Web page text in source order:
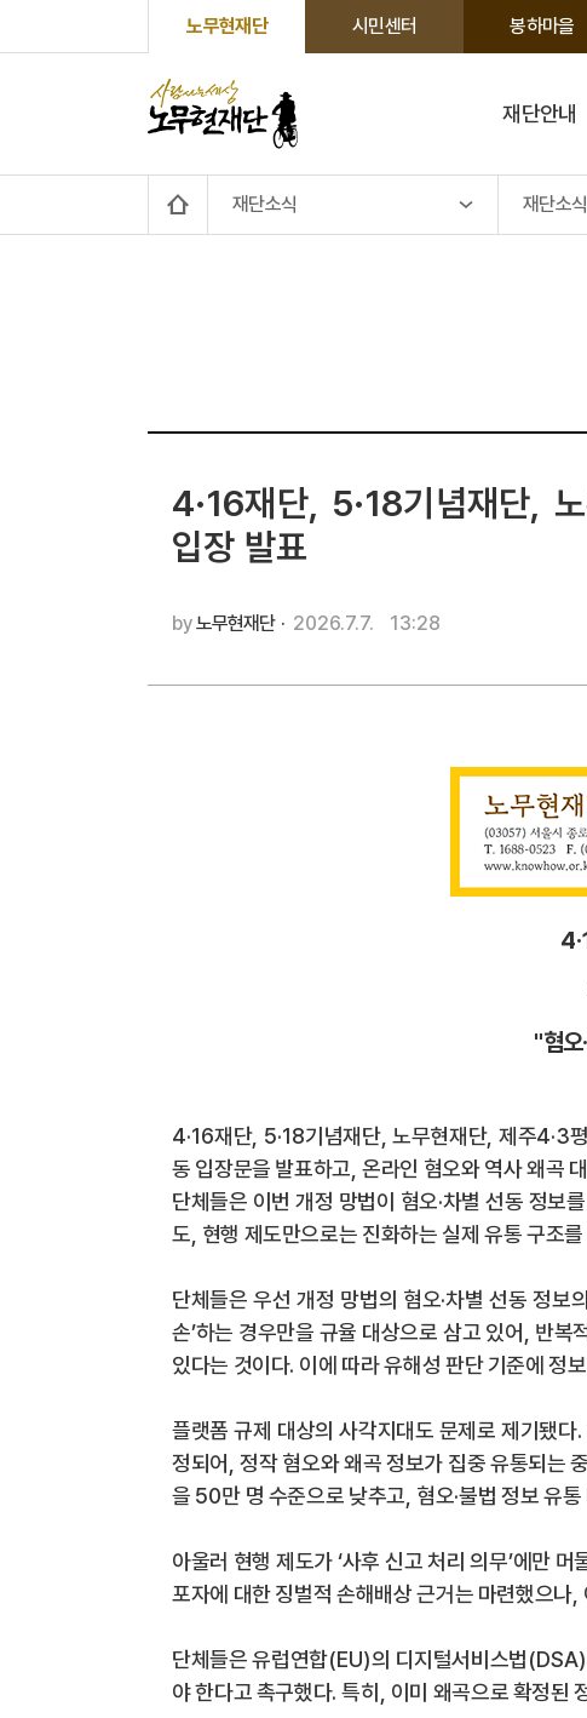
노무현재단 시민센터 봉하마을
재단안내
재단소식 재단소식
4·16재단, 5·18기념재단,
입장 발표
by노무현재단 · 2026.7.7. 13:28
"혐오
4·16재단, 5·18기념재단,노무현재단,제주4·3
동 입장문을 발표하고 ,온라인 혐오와 역사 왜곡
단체들은 이번 개정 망법이 혐오·차별 선동 정보를
도 현행 제도만으로는 진화하는 실제 유통 구조
단체들은 우선개정 망법의 혐오·차별 선동 정보
손’하는 경우만을 규율 대상으로 삼고 있어 반복
있다는 것이다. 이에 따라 유해성 판단 기준에 정
플랫폼 규제 대상의 사각지대도 문제로 제기됐다.
정되어 ,정작 혐오와 왜곡 정보가 집중 유통되는
을 50만 명 수준으로 낮추고 혐오·불법 정보 유
아울러 현행 제도가‘사후 신고 처리 의무’에만 머
포자에 대한 징벌적 손해배상 근거는 마련했으나
단체들은 유럽연합(EU)의 디지털서비스법(DSA)
야 한다고 촉구했다.특히 이미 왜곡으로 확정된